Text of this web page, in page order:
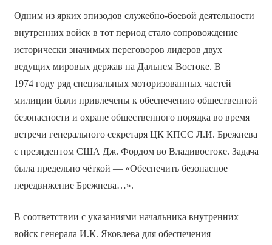
Одним из ярких эпизодов служебно-боевой деятельности
внутренних войск в тот период стало сопровождение
исторически значимых переговоров лидеров двух
ведущих мировых держав на Дальнем Востоке. В
1974 году ряд специальных моторизованных частей
милиции были привлечены к обеспечению общественной
безопасности и охране общественного порядка во время
встречи генерального секретаря ЦК КПСС Л.И. Брежнева
с президентом США Дж. Фордом во Владивостоке. Задача
была предельно чёткой — «Обеспечить безопасное
передвижение Брежнева…».
В соответствии с указаниями начальника внутренних
войск генерала И.К. Яковлева для обеспечения